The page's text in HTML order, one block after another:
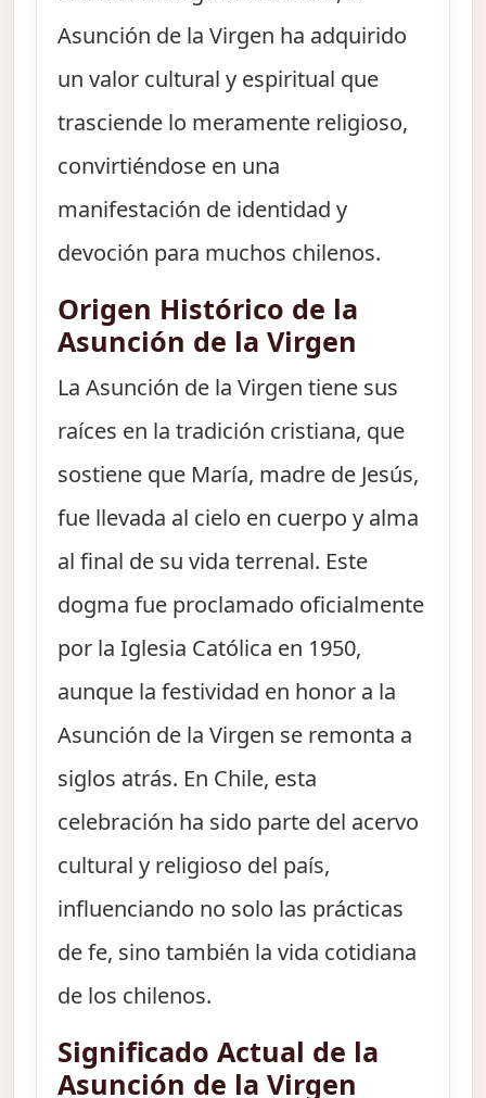
Asunción de la Virgen ha adquirido
un valor cultural y espiritual que
trasciende lo meramente religioso,
convirtiéndose en una
manifestación de identidad y
devoción para muchos chilenos.
Origen Histórico de la
Asunción de la Virgen
La Asunción de la Virgen tiene sus
raíces en la tradición cristiana, que
sostiene que María, madre de Jesús,
fue llevada al cielo en cuerpo y alma
al final de su vida terrenal. Este
dogma fue proclamado oficialmente
por la Iglesia Católica en 1950,
aunque la festividad en honor a la
Asunción de la Virgen se remonta a
siglos atrás. En Chile, esta
celebración ha sido parte del acervo
cultural y religioso del país,
influenciando no solo las prácticas
de fe, sino también la vida cotidiana
de los chilenos.
Significado Actual de la
Asunción de la Virgen